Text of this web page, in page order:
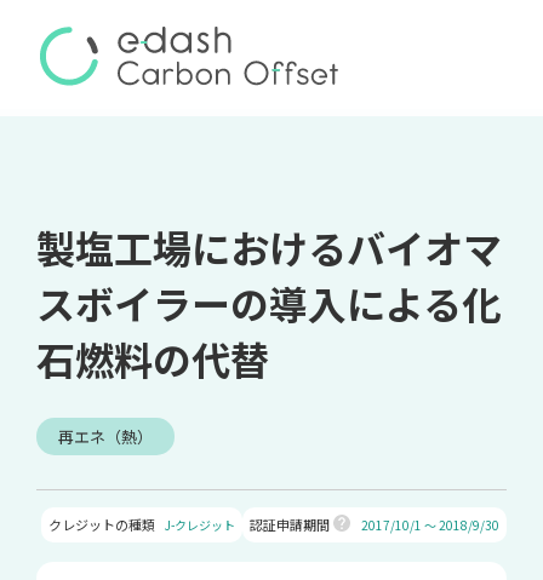
製塩工場におけるバイオマ
スボイラーの導入による化
石燃料の代替
再エネ（熱）
クレジットの種類 J-クレジット 認証申請期間 2017/10/1 ～ 2018/9/30